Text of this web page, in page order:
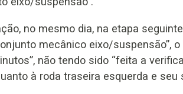
no mesmo dia, na etapa
mecânico eixo/suspensão”,
não tendo sido “feita a
à roda traseira esquerda e seu